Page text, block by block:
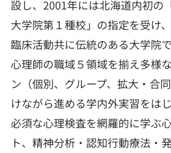
設し、2001年には北海道内初の
大学院第１種校」の指定を受け
臨床活動共に伝統のある大学院
心理師の職域５領域を揃え多様
ン（個別、グループ、拡大・合
けながら進める学内外実習をは
必須な心理検査を網羅的に学ぶ
ト、精神分析・認知行動療法・